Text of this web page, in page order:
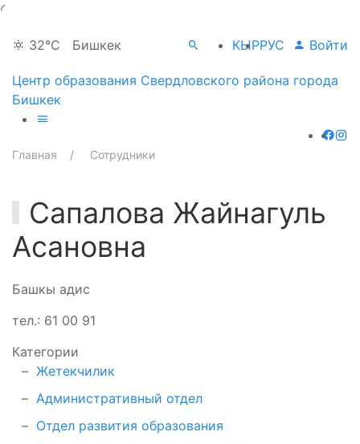
32°C Бишкек КЫРРУС Войти
Центр образования Свердловского района города
Бишкек
Главная Сотрудники
Сапалова Жайнагуль
Асановна
Башкы адис
тел.: 61 00 91
Категории
Жетекчилик
Административный отдел
Отдел развития образования